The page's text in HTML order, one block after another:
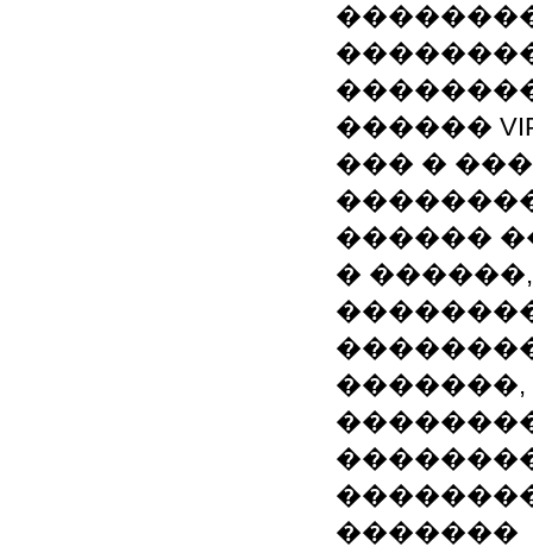
������
��� �
������
�
�������